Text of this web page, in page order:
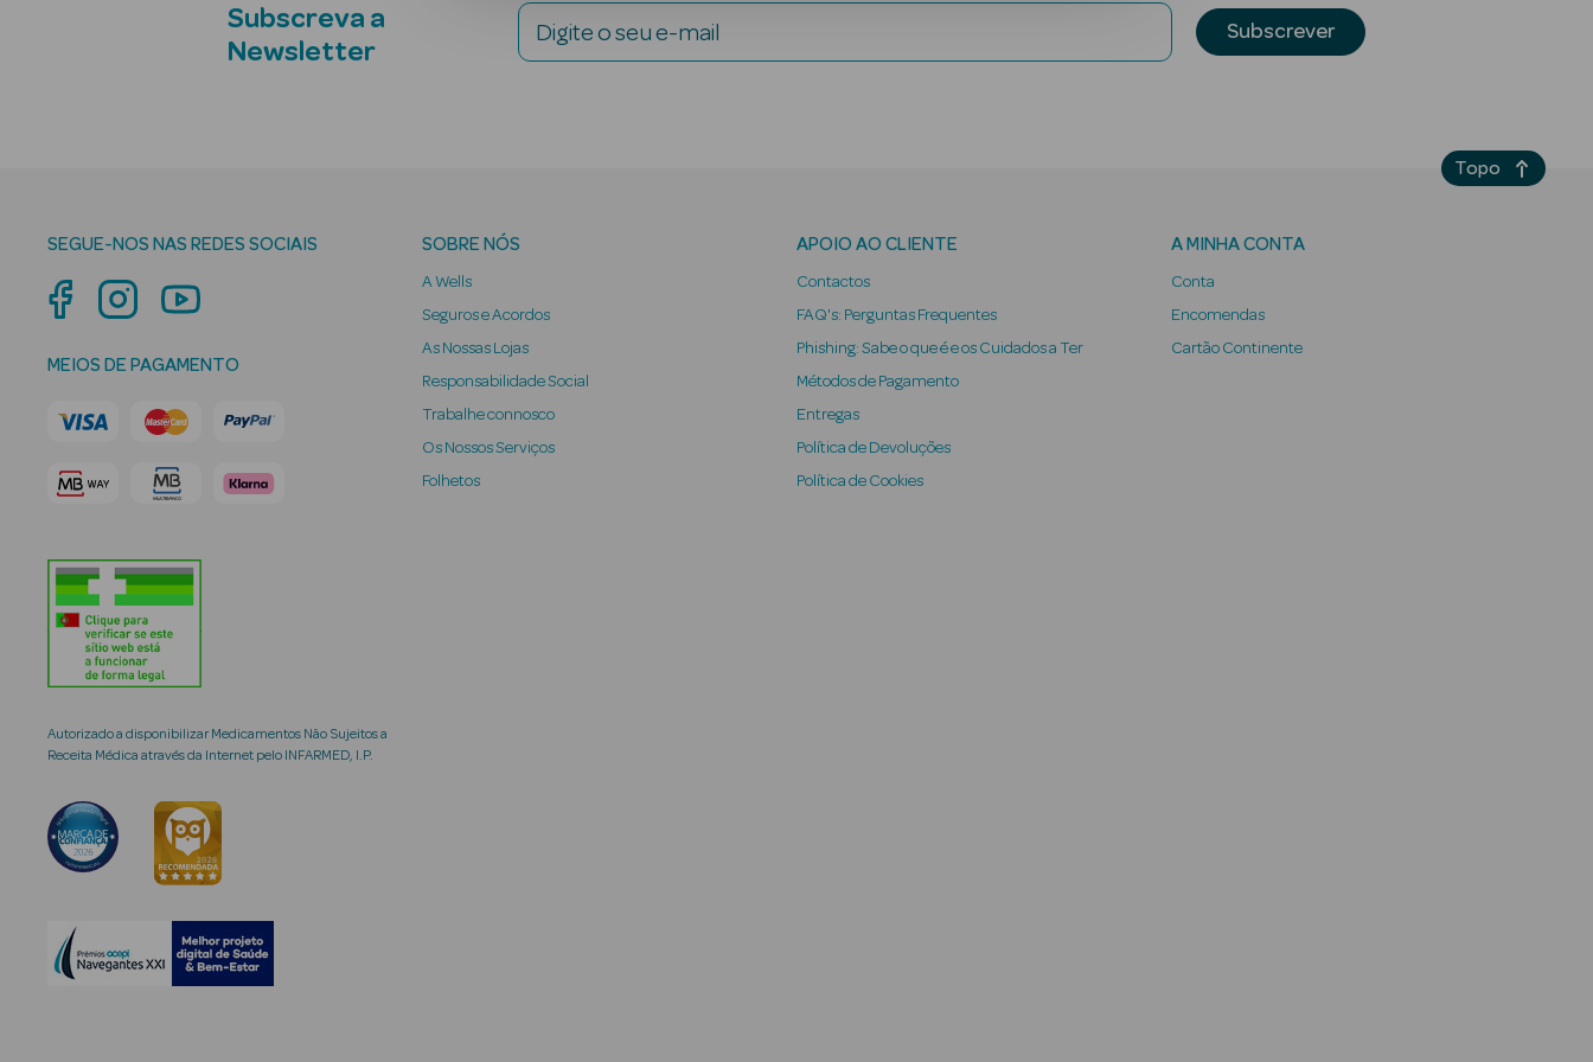
Subscreva a
Newsletter
Digite o seu e-mail Subscrever
SEGUE-NOS NAS REDES SOCIAIS
MEIOS DE PAGAMENTO
Autorizado a disponibilizar Medicamentos Não Sujeitos a
Receita Médica através da Internet pelo INFARMED, I.P.
SOBRE NÓS
A Wells
Seguros e Acordos
As Nossas Lojas
Responsabilidade Social
Trabalhe connosco
Os Nossos Serviços
Folhetos
APOIO AO CLIENTE
Contactos
FAQ's: Perguntas Frequentes
Phishing: Sabe o que é e os Cuidados a Ter
Métodos de Pagamento
Entregas
Política de Devoluções
Política de Cookies
A MINHA CONTA
Conta
Encomendas
Cartão Continente
Topo